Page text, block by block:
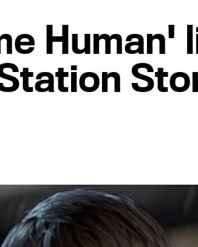
Human'